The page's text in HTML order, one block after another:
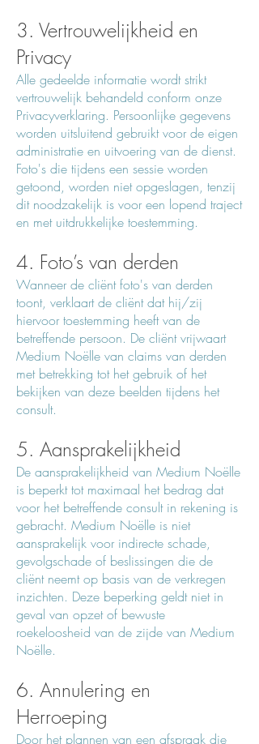
3. Vertrouwelijkheid en
Privacy
Alle gedeelde informatie wordt strikt
vertrouwelijk behandeld conform onze
Privacyverklaring. Persoonlijke gegevens
worden uitsluitend gebruikt voor de eigen
administratie en uitvoering van de dienst.
Foto's die tijdens een sessie worden
getoond, worden niet opgeslagen, tenzij
dit noodzakelijk is voor een lopend traject
en met uitdrukkelijke toestemming.
4. Foto’s van derden
Wanneer de cliënt foto's van derden
toont, verklaart de cliënt dat hij/zij
hiervoor toestemming heeft van de
betreffende persoon. De cliënt vrijwaart
Medium Noëlle van claims van derden
met betrekking tot het gebruik of het
bekijken van deze beelden tijdens het
consult.
5. Aansprakelijkheid
De aansprakelijkheid van Medium Noëlle
is beperkt tot maximaal het bedrag dat
voor het betreffende consult in rekening is
gebracht. Medium Noëlle is niet
aansprakelijk voor indirecte schade,
gevolgschade of beslissingen die de
cliënt neemt op basis van de verkregen
inzichten. Deze beperking geldt niet in
geval van opzet of bewuste
roekeloosheid van de zijde van Medium
Noëlle.
6. Annulering en
Herroeping
Door het plannen van een afspraak die